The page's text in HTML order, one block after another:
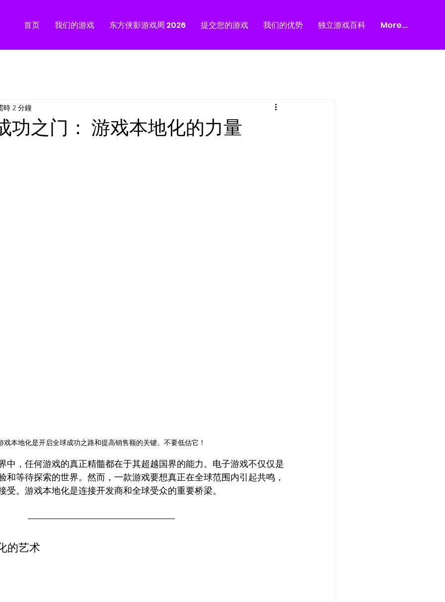
首页 我们的游戏 东方侠影游戏周 2026 提交您的游戏 我们的优势 独立游戏百科 More...
功之门： 游戏本地化的力量
時 2 分鐘
戏本地化是开启全球成功之路和提高销售额的关键。不要低估它！
中，任何游戏的真正精髓都在于其超越国界的能力。电子游戏不仅仅是
和等待探索的世界。然而，一款游戏要想真正在全球范围内引起共鸣，
受。游戏本地化是连接开发商和全球受众的重要桥梁。
的艺术